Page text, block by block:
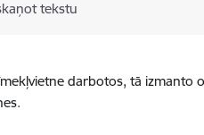
tekstu
darbotos, tā izmanto